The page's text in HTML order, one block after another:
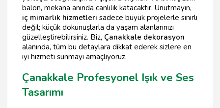
balon, mekana anında canlılık katacaktır. Unutmayın,
iç mimarlık hizmetleri sadece büyük projelerle sınırlı
değil; küçük dokunuşlarla da yaşam alanlarınızı
güzelleştirebilirsiniz. Biz, Çanakkale dekorasyon
alanında, tüm bu detaylara dikkat ederek sizlere en
iyi hizmeti sunmayı amaçlıyoruz.
Çanakkale Profesyonel Işık ve Ses
Tasarımı